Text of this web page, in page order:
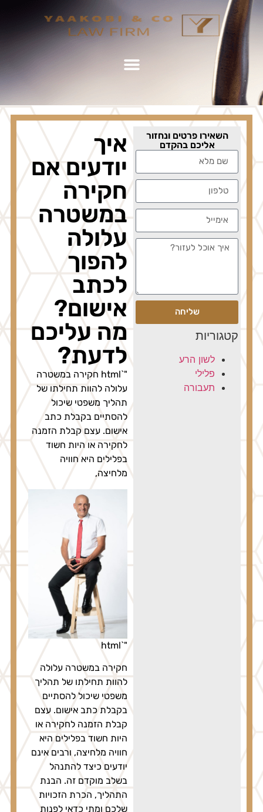
השאירו פרטים ונחזור
אליכם בהקדם
שליחה
קטגוריות
לשון הרע
פלילי
תעבורה
איך
יודעים אם
חקירה
במשטרה
עלולה
להפוך
לכתב
אישום?
מה עליכם
לדעת?
"`html חקירה במשטרה
עלולה להוות תחילתו של
תהליך משפטי שיכול
להסתיים בקבלת כתב
אישום. עצם קבלת הזמנה
לחקירה או היות חשוד
בפלילים היא חוויה
מלחיצה,
"`html
חקירה במשטרה עלולה
להוות תחילתו של תהליך
משפטי שיכול להסתיים
בקבלת כתב אישום. עצם
קבלת הזמנה לחקירה או
היות חשוד בפלילים היא
חוויה מלחיצה, ורבים אינם
יודעים כיצד להתנהל
בשלב מוקדם זה. הבנת
התהליך, הכרת הזכויות
שלכם ומתי כדאי לפנות